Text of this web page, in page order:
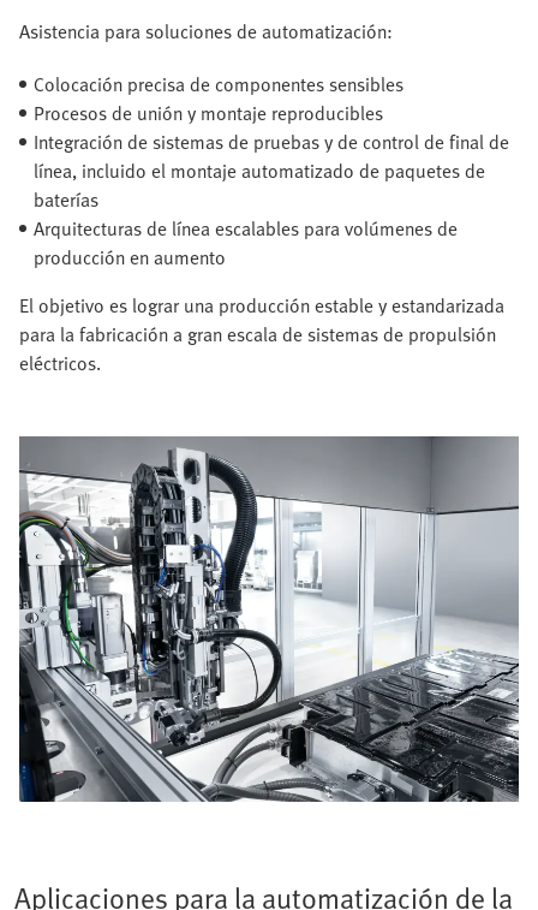
Asistencia para soluciones de automatización:
Colocación precisa de componentes sensibles
Procesos de unión y montaje reproducibles
Integración de sistemas de pruebas y de control de final de
línea, incluido el montaje automatizado de paquetes de
baterías
Arquitecturas de línea escalables para volúmenes de
producción en aumento
El objetivo es lograr una producción estable y estandarizada
para la fabricación a gran escala de sistemas de propulsión
eléctricos.
Aplicaciones para la automatización de la